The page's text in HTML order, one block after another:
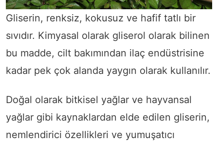
Gliserin, renksiz, kokusuz ve hafif tatlı bir
sıvıdır. Kimyasal olarak gliserol olarak bilinen
bu madde, cilt bakımından ilaç endüstrisine
kadar pek çok alanda yaygın olarak kullanılır.
Doğal olarak bitkisel yağlar ve hayvansal
yağlar gibi kaynaklardan elde edilen gliserin,
nemlendirici özellikleri ve yumuşatıcı